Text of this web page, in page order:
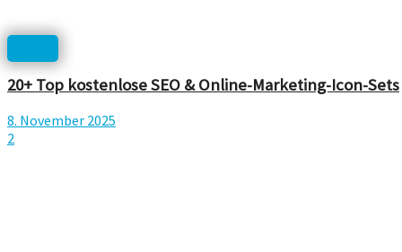
20+ Top kostenlose SEO & Online-Marketing-Icon-Sets
8. November 2025
2